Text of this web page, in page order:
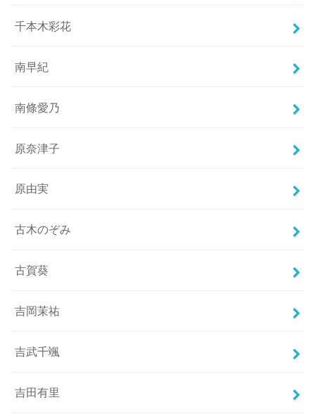
千本木彩花
南早紀
南條愛乃
原奈津子
原由実
古木のぞみ
古賀葵
吉岡茉祐
吉武千颯
吉田有里